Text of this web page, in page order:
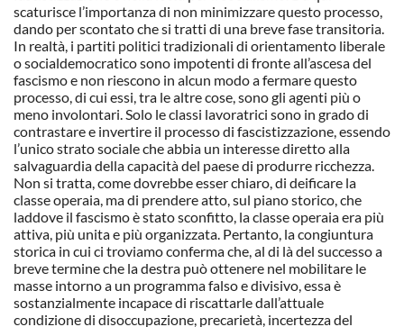
scaturisce l’importanza di non minimizzare questo processo,
dando per scontato che si tratti di una breve fase transitoria.
In realtà, i partiti politici tradizionali di orientamento liberale
o socialdemocratico sono impotenti di fronte all’ascesa del
fascismo e non riescono in alcun modo a fermare questo
processo, di cui essi, tra le altre cose, sono gli agenti più o
meno involontari. Solo le classi lavoratrici sono in grado di
contrastare e invertire il processo di fascistizzazione, essendo
l’unico strato sociale che abbia un interesse diretto alla
salvaguardia della capacità del paese di produrre ricchezza.
Non si tratta, come dovrebbe esser chiaro, di deificare la
classe operaia, ma di prendere atto, sul piano storico, che
laddove il fascismo è stato sconfitto, la classe operaia era più
attiva, più unita e più organizzata. Pertanto, la congiuntura
storica in cui ci troviamo conferma che, al di là del successo a
breve termine che la destra può ottenere nel mobilitare le
masse intorno a un programma falso e divisivo, essa è
sostanzialmente incapace di riscattarle dall’attuale
condizione di disoccupazione, precarietà, incertezza del